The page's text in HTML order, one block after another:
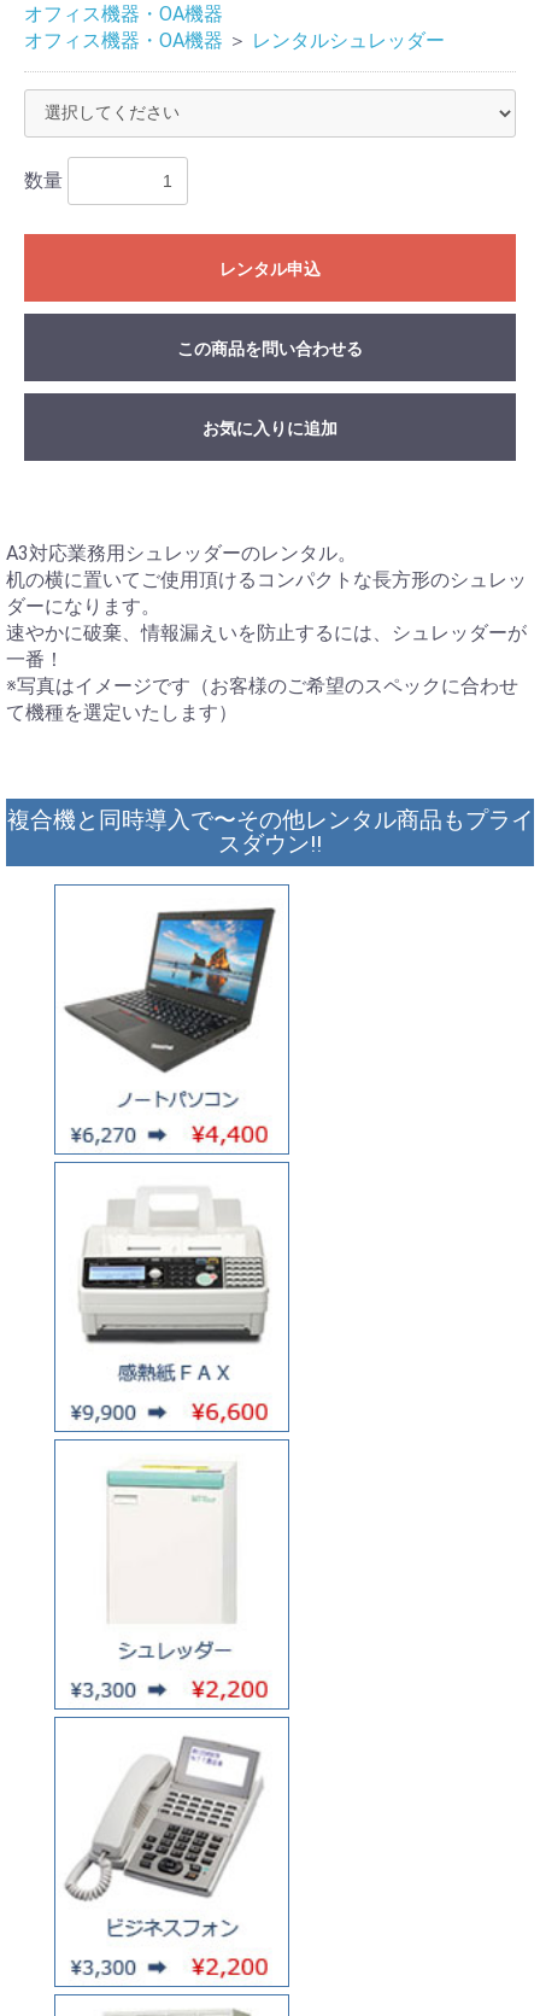
オフィス機器・OA機器
オフィス機器・OA機器 ＞ レンタルシュレッダー
数量
レンタル申込
この商品を問い合わせる
お気に入りに追加
A3対応業務用シュレッダーのレンタル。
机の横に置いてご使用頂けるコンパクトな長方形のシュレッ
ダーになります。
速やかに破棄、情報漏えいを防止するには、シュレッダーが
一番！
※写真はイメージです（お客様のご希望のスペックに合わせ
て機種を選定いたします）
複合機と同時導入で〜その他レンタル商品もプライ
スダウン!!